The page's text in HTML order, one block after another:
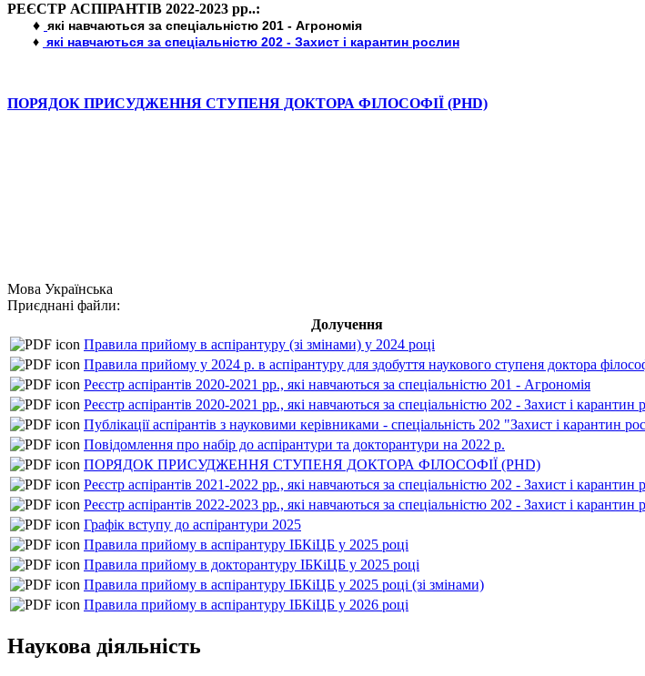
РЕЄСТР АСПІРАНТІВ 2022-2023 рр..:
♦ які навчаються за спеціальністю 201 - Агрономія
♦ які навчаються за спеціальністю 202 - Захист і карантин рослин
ПОРЯДОК ПРИСУДЖЕННЯ СТУПЕНЯ ДОКТОРА ФІЛОСОФІЇ (PHD)
Мова Українська
Приєднані файли:
Долучення
Правила прийому в аспірантуру (зі змінами) у 2024 році
Правила прийому у 2024 р. в аспірантуру для здобуття наукового ступеня доктора
Реєстр аспірантів 2020-2021 рр., які навчаються за спеціальністю 201 - Агрономія
Реєстр аспірантів 2020-2021 рр., які навчаються за спеціальністю 202 - Захист і карантин
Публікації аспірантів з науковими керівниками - спеціальність 202 "Захист і карантин
Повідомлення про набір до аспірантури та докторантури на 2022 р.
ПОРЯДОК ПРИСУДЖЕННЯ СТУПЕНЯ ДОКТОРА ФІЛОСОФІЇ (PHD)
Реєстр аспірантів 2021-2022 рр., які навчаються за спеціальністю 202 - Захист і карантин
Реєстр аспірантів 2022-2023 рр., які навчаються за спеціальністю 202 - Захист і карантин
Графік вступу до аспірантури 2025
Правила прийому в аспірантуру IБКiЦБ у 2025 році
Правила прийому в докторантуру IБКiЦБ у 2025 році
Правила прийому в аспірантуру IБКiЦБ у 2025 році (зі змінами)
Правила прийому в аспірантуру IБКiЦБ у 2026 році
Наукова діяльність